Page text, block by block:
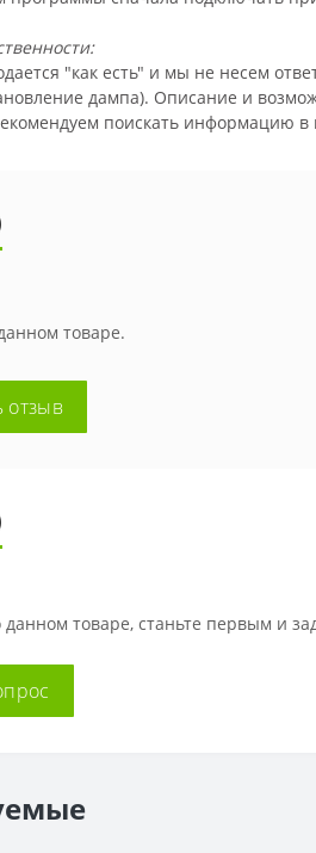
"как есть" и мы не несем
дампа). Описание и
поискать информацию в
товаре.
отзыв
данном товаре, станьте первым и